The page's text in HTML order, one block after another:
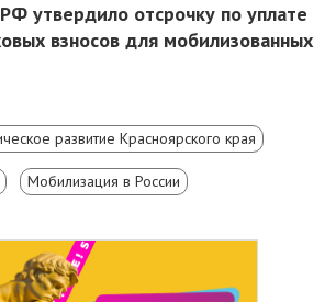
утвердило отсрочку по уплате
взносов для мобилизованных
развитие Красноярского края
Мобилизация в России